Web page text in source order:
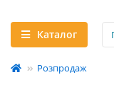
Каталог
Розпродаж